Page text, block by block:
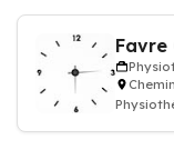
Favre